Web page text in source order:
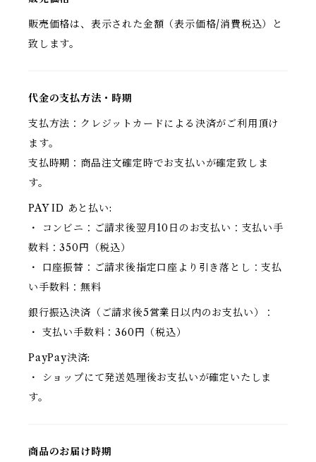
販売価格は、表示された金額（表示価格/消費税込）と
致します。
代金の支払方法・時期
支払方法：クレジットカードによる決済がご利用頂け
ます。
支払時期：商品注文確定時でお支払いが確定致しま
す。
PAY ID あと払い:
・ コンビニ：ご請求後翌月10日のお支払い：支払い手
数料：350円（税込）
・ 口座振替：ご請求後指定口座より引き落とし：支払
い手数料：無料
銀行振込決済（ご請求後5営業日以内のお支払い）：
・ 支払い手数料：360円（税込）
PayPay決済:
・ ショップにて発送処理後お支払いが確定いたしま
す。
商品のお届け時期